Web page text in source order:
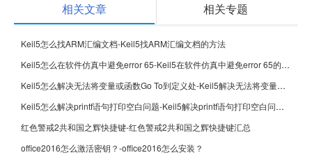
相关文章 相关专题
Keil5怎么找ARM汇编文档-Keil5找ARM汇编文档的方法
Keil5怎么在软件仿真中避免error 65-Keil5在软件仿真中避免error 65的方法
Keil5怎么解决无法将变量或函数Go To到定义处-Keil5解决无法将变量或函数Go To到定义处的方法
Keil5怎么解决printf语句打印空白问题-Keil5解决printf语句打印空白问题的方法
红色警戒2共和国之辉快捷键-红色警戒2共和国之辉快捷键汇总
office2016怎么激活密钥？-office2016怎么安装？